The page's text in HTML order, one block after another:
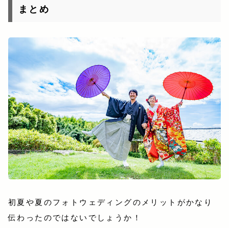
まとめ
初夏や夏のフォトウェディングのメリットがかなり
伝わったのではないでしょうか！